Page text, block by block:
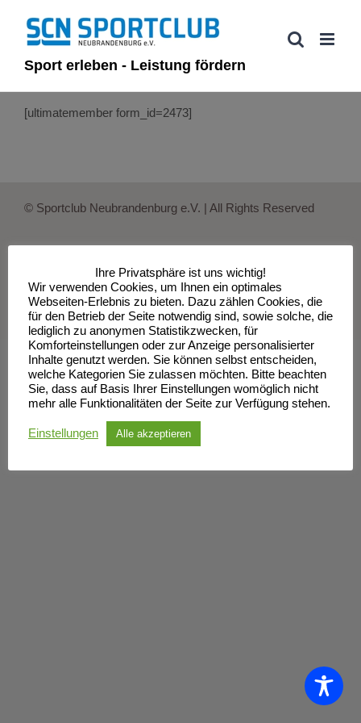
Inhalt
springenSport erleben - Leistung fördern
[ultimatemember form_id=2473]
© Sportclub Neubrandenburg e.V. | All Rights Reserved
Impressum Datenschutzerklärung
Ihre Privatsphäre ist uns wichtig!
Wir verwenden Cookies, um Ihnen ein optimales
Webseiten-Erlebnis zu bieten. Dazu zählen Cookies, die
für den Betrieb der Seite notwendig sind, sowie solche, die
lediglich zu anonymen Statistikzwecken, für
Komforteinstellungen oder zur Anzeige personalisierter
Inhalte genutzt werden. Sie können selbst entscheiden,
welche Kategorien Sie zulassen möchten. Bitte beachten
Sie, dass auf Basis Ihrer Einstellungen womöglich nicht
mehr alle Funktionalitäten der Seite zur Verfügung stehen.
Einstellungen Alle akzeptieren